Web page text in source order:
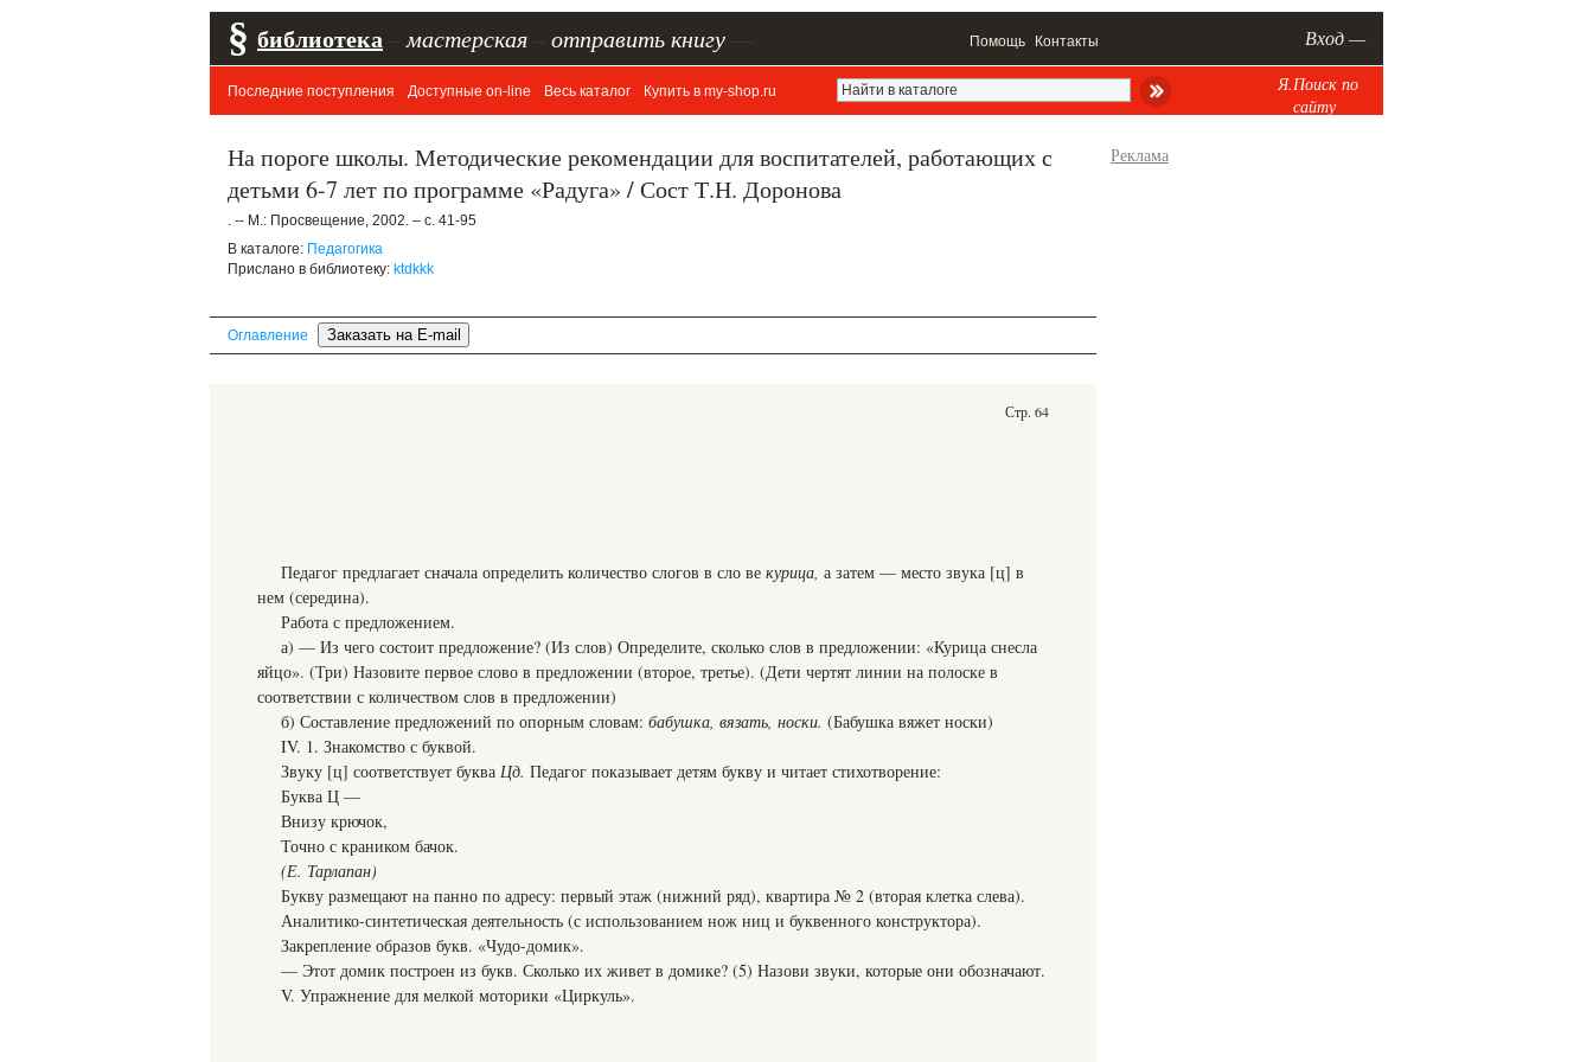
§ библиотека мастерская отправить книгу Помощь Контакты Вход —
Последние поступления Доступные on-line Весь каталог Купить в my-shop.ru
Я.Поиск по
сайту
На пороге школы. Методические рекомендации для воспитателей, работающих с
детьми 6-7 лет по программе «Радуга» / Сост Т.Н. Доронова
. -- М.: Просвещение, 2002. – с. 41-95
В каталоге: Педагогика
Прислано в библиотеку: ktdkkk
Оглавление
Стр. 64
Педагог предлагает сначала определить количество слогов в сло ве курица, а затем — место звука [ц] в
нем (середина).
Работа с предложением.
а) — Из чего состоит предложение? (Из слов) Определите, сколько слов в предложении: «Курица снесла
яйцо». (Три) Назовите первое слово в предложении (второе, третье). (Дети чертят линии на полоске в
соответствии с количеством слов в предложении)
б) Составление предложений по опорным словам: бабушка, вязать, носки. (Бабушка вяжет носки)
IV. 1. Знакомство с буквой.
Звуку [ц] соответствует буква Цд. Педагог показывает детям букву и читает стихотворение:
Буква Ц —
Внизу крючок,
Точно с краником бачок.
(Е. Тарлапан)
Букву размещают на панно по адресу: первый этаж (нижний ряд), квартира № 2 (вторая клетка слева).
Аналитико-синтетическая деятельность (с использованием нож ниц и буквенного конструктора).
Закрепление образов букв. «Чудо-домик».
— Этот домик построен из букв. Сколько их живет в домике? (5) Назови звуки, которые они обозначают.
V. Упражнение для мелкой моторики «Циркуль».
Реклама